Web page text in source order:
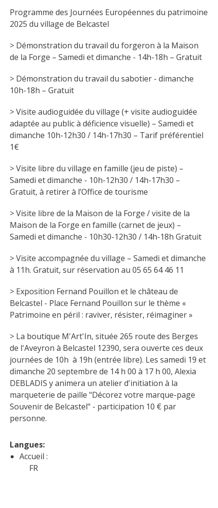
Les Plus Beaux Villages de France
Les villages de caractère
Le Pays des Bastides du Rouergue
Les Villes et Pays d'art et d'histoire
Decazeville-Aubin
Patrimoine mondial de l'UNESCO
Programme des Journées Européennes du patrimoine
2025 du village de Belcastel
> Démonstration du travail du forgeron à la Maison
de la Forge – Samedi et dimanche - 14h-18h – Gratuit
> Démonstration du travail du sabotier - dimanche
10h-18h – Gratuit
> Visite audioguidée du village (+ visite audioguidée
adaptée au public à déficience visuelle) – Samedi et
dimanche 10h-12h30 / 14h-17h30 – Tarif préférentiel
1€
> Visite libre du village en famille (jeu de piste) –
Samedi et dimanche - 10h-12h30 / 14h-17h30 –
Gratuit, à retirer à l’Office de tourisme
> Visite libre de la Maison de la Forge / visite de la
Maison de la Forge en famille (carnet de jeux) –
Samedi et dimanche - 10h30-12h30 / 14h-18h Gratuit
> Visite accompagnée du village – Samedi et dimanche
à 11h. Gratuit, sur réservation au 05 65 64 46 11
> Exposition Fernand Pouillon et le château de
Belcastel - Place Fernand Pouillon sur le thème «
Patrimoine en péril : raviver, résister, réimaginer »
> La boutique M'Art'In, située 265 route des Berges
de l'Aveyron à Belcastel 12390, sera ouverte ces deux
journées de 10h  à 19h (entrée libre). Les samedi 19 et
dimanche 20 septembre de 14 h 00 à 17 h 00, Alexia
DEBLADIS y animera un atelier d'initiation à la
marqueterie de paille "Décorez votre marque-page
Souvenir de Belcastel" - participation 10 € par
personne.
Langues:
Accueil :
FR